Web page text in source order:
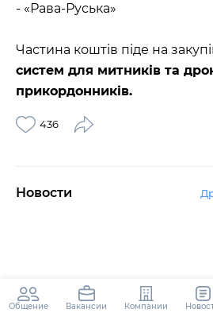
- «Рава-Руська»
Частина коштів піде на
систем для митників та
прикордонників.
436
Новости
Общение Вакансии Компании